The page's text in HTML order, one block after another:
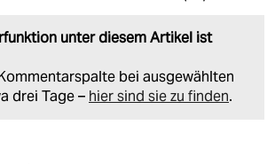
unter diesem Artikel ist
bei ausgewählten
drei Tage – hier sind sie zu finden.